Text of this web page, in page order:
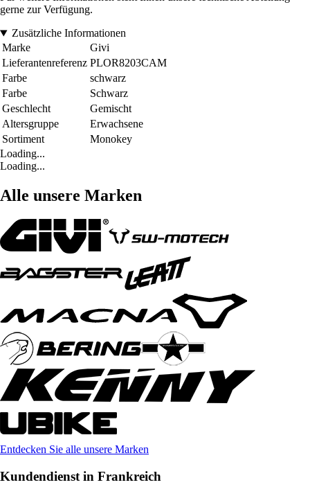
gerne zur Verfügung.
Zusätzliche Informationen
Marke
Givi
Lieferantenreferenz PLOR8203CAM
Farbe
schwarz
Farbe
Schwarz
Geschlecht
Gemischt
Altersgruppe
Erwachsene
Sortiment
Monokey
Loading...
Loading...
Alle unsere Marken
Entdecken Sie alle unsere Marken
Kundendienst in Frankreich